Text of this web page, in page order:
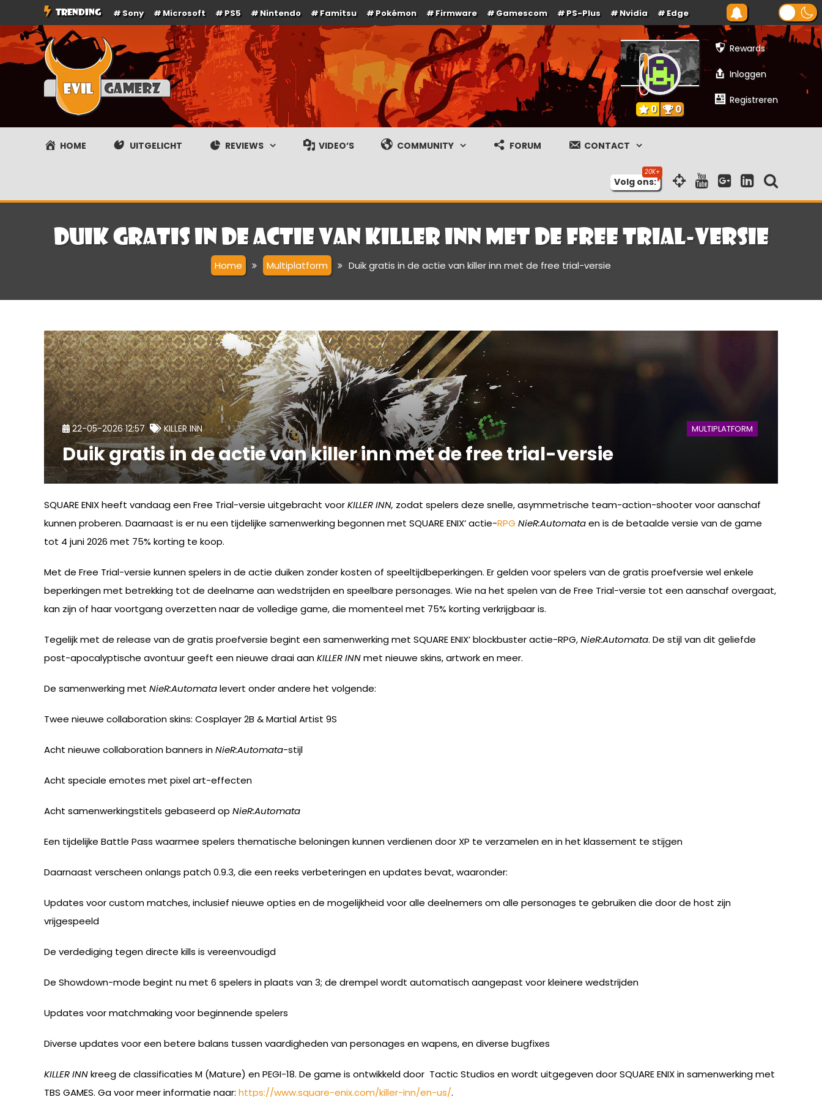
naar
de
TRENDING Sony Microsoft PS5 Nintendo Famitsu Pokémon Firmware Gamescom PS-Plus Nvidia Edge
Evilgamerz
Het meest interessante game nieuws, reviews, coverage en gameplay streams
Rewards
Inloggen
Registreren
0 0
HOME UITGELICHT REVIEWS VIDEO’S COMMUNITY FORUM CONTACT
Volg ons:
Duik gratis in de actie van killer inn met de free trial-versie
Home Multiplatform Duik gratis in de actie van killer inn met de free trial-versie
MULTIPLATFORM
22-05-2026 12:57 KILLER INN
Duik gratis in de actie van killer inn met de free trial-versie
SQUARE ENIX heeft vandaag een Free Trial-versie uitgebracht voorKILLER INN, zodat spelers deze snelle, asymmetrische team-action-shooter voor aanschaf
kunnen proberen. Daarnaast is er nu een tijdelijke samenwerking begonnen met SQUARE ENIX’ actie-RPG NieR:Automataen is de betaalde versie van de game
tot 4 juni 2026 met 75% korting te koop.
Met de Free Trial-versie kunnen spelers in de actie duiken zonder kosten of speeltijdbeperkingen. Er gelden voor spelers van de gratis proefversie wel enkele
beperkingen met betrekking tot de deelname aan wedstrijden en speelbare personages. Wie na het spelen van de Free Trial-versie tot een aanschaf overgaat,
kan zijn of haar voortgang overzetten naar de volledige game, die momenteel met 75% korting verkrijgbaar is.
Tegelijk met de release van de gratis proefversie begint een samenwerking met SQUARE ENIX’ blockbuster actie-RPG,NieR:Automata. De stijl van dit geliefde
post-apocalyptische avontuur geeft een nieuwe draai aanKILLER INNmet nieuwe skins, artwork en meer.
De samenwerking met NieR:Automatalevert onder andere het volgende:
Twee nieuwe collaboration skins: Cosplayer 2B & Martial Artist 9S
Acht nieuwe collaboration banners inNieR:Automata-stijl
Acht speciale emotes met pixel art-effecten
Acht samenwerkingstitels gebaseerd op NieR:Automata
Een tijdelijke Battle Pass waarmee spelers thematische beloningen kunnen verdienen door XP te verzamelen en in het klassement te stijgen
Daarnaast verscheen onlangs patch 0.9.3, die een reeks verbeteringen en updates bevat, waaronder:
Updates voor custom matches, inclusief nieuwe opties en de mogelijkheid voor alle deelnemers om alle personages te gebruiken die door de host zijn
vrijgespeeld
De verdediging tegen directe kills is vereenvoudigd
De Showdown-mode begint nu met 6 spelers in plaats van 3; de drempel wordt automatisch aangepast voor kleinere wedstrijden
Updates voor matchmaking voor beginnende spelers
Diverse updates voor een betere balans tussen vaardigheden van personages en wapens, en diverse bugfixes
KILLER INNkreeg de classificaties M (Mature) en PEGI-18. De game is ontwikkeld door Tactic Studios en wordt uitgegeven door SQUARE ENIX in samenwerking met
TBS GAMES. Ga voor meer informatie naar: https://www.square-enix.com/killer-inn/en-us/.